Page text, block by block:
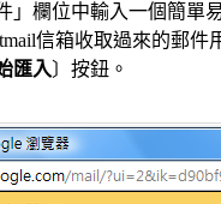
」欄位中輸入一個簡單
信箱收取過來的郵件
匯入〕按鈕。